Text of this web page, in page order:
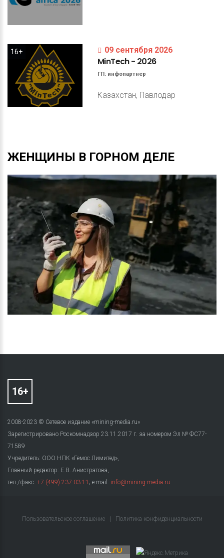
16+ 09 сентября 2026
MinTech- 2026
ГП: инфопартнер
Казахстан, Павлодар
ЖЕНЩИНЫ В ГОРНОМ ДЕЛЕ
2008-2023 © Сетевое издание «mining-media.ru»
Зарегистрировано Роскомнадзор 23.11.2017 г. за номером Эл № ФС77-
71589
Учредитель: ООО НПК «Гемос Лимитед»,
Главный редактор: Е.В. Анистратова,
тел./факс: +7 (499) 237-03-11 ; e-mail: info@mining-media.ru
Пользовательское соглашение Политика конфиденциальности